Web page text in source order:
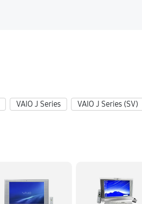
VAIO J Series VAIO J Series (SV)